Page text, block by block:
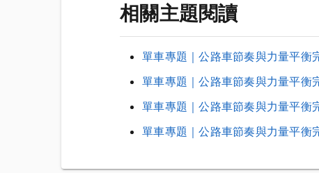
相關主題閱讀
單車專題｜公路車節奏與力量平衡
單車專題｜公路車節奏與力量平衡
單車專題｜公路車節奏與力量平衡
單車專題｜公路車節奏與力量平衡